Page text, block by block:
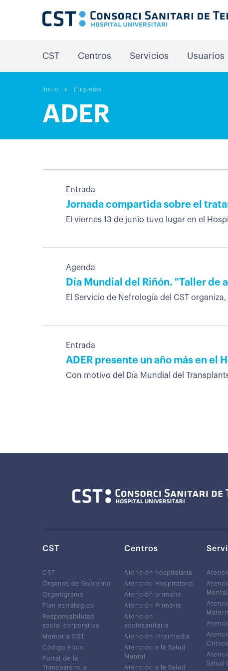
CST Centros Servicios Usuarios
Inicio Etiquetas
ADER
Entrada
Jornada compartida sobre el
El viernes 13 de junio tuvo lugar en el
Agenda
Día Mundial del Riñón. "Taller de
El Servicio de Nefrología del CST
Entrada
ADER presente un año más en el
Con motivo del Día Mundial del
CST
CST
Órganos de Gobierno
Organigrama
Plan estratégico
Responsabilidad
social corporativa
Memoria CST
Código ético
Portal de la
Transparència
Centros
Atención hospitalaria
Atención Hospitalaria
Atención primaria
Atención Primaria
Atención
sociosanitaria
Atención Intermedia
Atención a la Salud
Mental
Atención a la Salud
Mental
Salud